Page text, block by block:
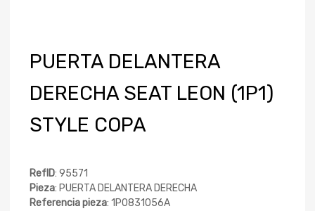
PUERTA DELANTERA
DERECHA SEAT LEON (1P1)
STYLE COPA
RefID: 95571
Pieza: PUERTA DELANTERA DERECHA
Referencia pieza: 1P0831056A